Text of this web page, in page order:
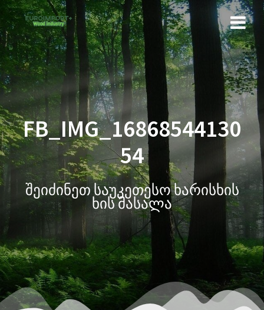
FB_IMG_16868544130
54
შეიძინეთ საუკეთესო ხარისხის
ხის მასალა